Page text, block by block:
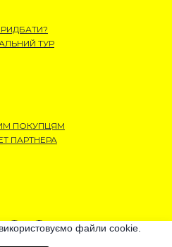
ТУР
ПОКУПЦЯМ
ПАРТНЕРА
файли cookie.